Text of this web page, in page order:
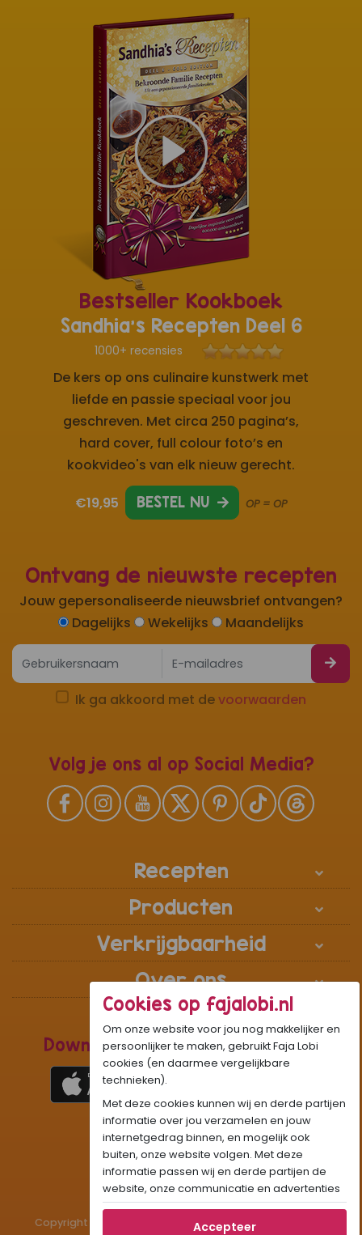
Ontvang de nieuwste recepten
Jouw gepersonaliseerde nieuwsbrief ontvangen?
Dagelijks
Wekelijks Maandelijks
Ik ga akkoord met devoorwaarden
Volg je ons al op Social Media?
Recepten
Producten
Verkrijgbaarheid
Over ons
Download de Recepten Webapp
WhatsApp Community:
Onze gifjes al eens geprobeerd?: GIF
Beleef Sandhia’s Recepten in:
Bestseller Kookboek
Sandhia's Recepten Deel 6
1000+ recensies
De kers op ons culinaire kunstwerk met
liefde en passie speciaal voor jou
geschreven. Met circa 250 pagina’s,
hard cover, full colour foto’s en
kookvideo's van elk nieuw gerecht.
€19,95 BESTEL NU OP = OP
Copyright © 1983 - 2026 Stichting Administratiekantoor
Cookies op fajalobi.nl
Om onze website voor jou nog makkelijker en
persoonlijker te maken, gebruikt Faja Lobi
cookies (en daarmee vergelijkbare
technieken).
Met deze cookies kunnen wij en derde partijen
informatie over jou verzamelen en jouw
internetgedrag binnen, en mogelijk ook
buiten, onze website volgen. Met deze
informatie passen wij en derde partijen de
website, onze communicatie en advertenties
aan op jouw interesses en profiel. Daarnaast
kan je door deze cookies informatie delen via
Accepteer